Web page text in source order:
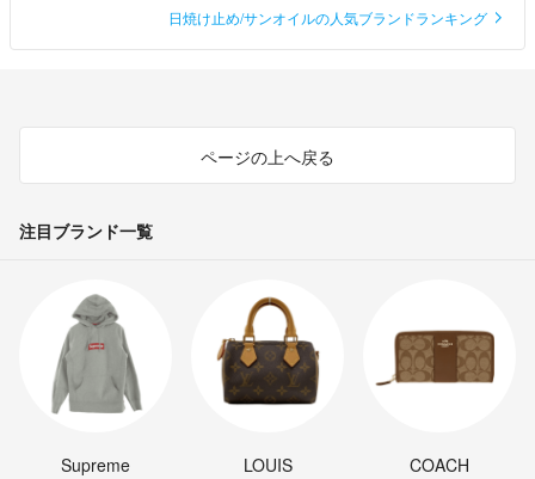
日焼け止め/サンオイルの人気ブランドランキング
ページの上へ戻る
注目ブランド一覧
Supreme
LOUIS
COACH